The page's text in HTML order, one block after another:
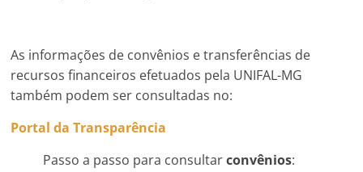
As informações de convênios e transferências de
recursos financeiros efetuados pela UNIFAL-MG
também podem ser consultadas no:
Portal da Transparência
Passo a passo para consultarconvênios: